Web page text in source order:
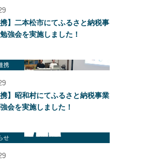
携】二本松市にてふるさと納税事
強会を実施しました！
携
携】昭和村にてふるさと納税事業
会を実施しました！
せ